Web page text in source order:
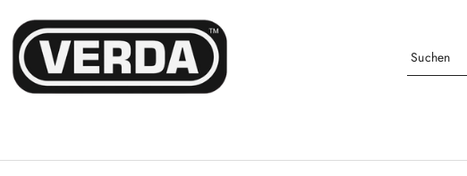
Zum Inhalt springen
Zur Suche
Gehen Sie zu meinem Konto
Zum Hauptmenü
Gehe zu Fuß